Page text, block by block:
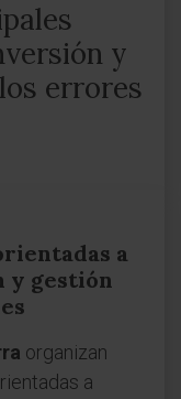
y
errores
a
y gestión
organizan
a